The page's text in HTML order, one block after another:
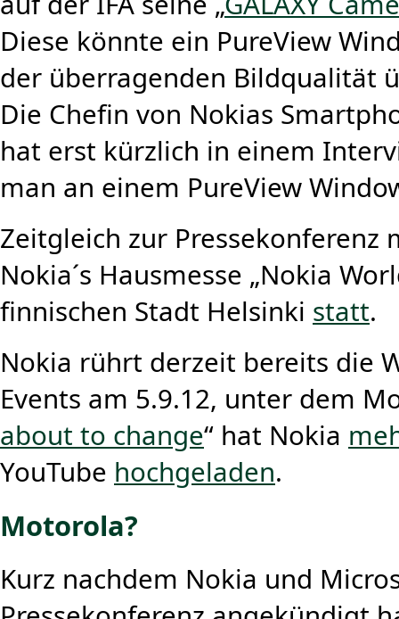
Diese könnte ein PureView
der überragenden Bildqualität
Die Chefin von Nokias
hat erst kürzlich in einem
man an einem PureView
Zeitgleich zur
Nokia´s Hausmesse „Nokia
finnischen Stadt Helsinki statt.
Nokia rührt derzeit bereits die
Events am 5.9.12, unter dem
about to change“ hat Nokia
YouTube hochgeladen.
Motorola?
Kurz nachdem Nokia und